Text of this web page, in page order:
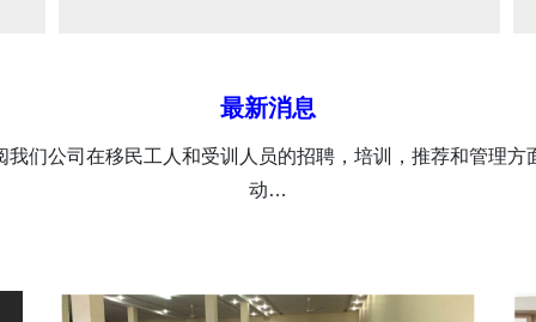
最新消息
我们公司在移民工人和受训人员的招聘，培训，推荐和管理方
动…